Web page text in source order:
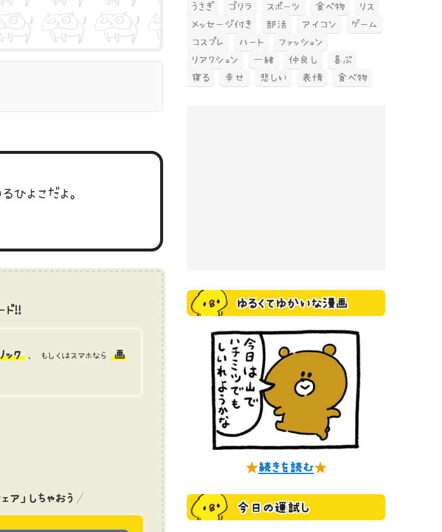
ひよこだよ。
ド!!
ック 、 もしくはスマホなら
画
ア」しちゃおう
うさぎ
ゴリラ スポーツ 食べ物
リス
メッセージ付き
部活 アイコン
ゲーム
コスプレ
ハート
ファッション
リアクション
一緒 仲良し
喜ぶ
寝る
幸せ 悲しい 表情 食べ物
ゆるくてゆかいな漫画
★続きを読む★
今日の運試し